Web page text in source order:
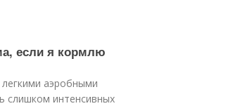
если я кормлю
аэробными
слишком интенсивных